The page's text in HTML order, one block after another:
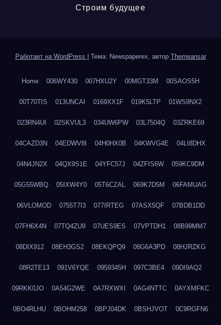
Строим будущее
Работает на WordPress Тема: Newspaperex, автор Themeansar
Home 006WY430 007HXU2Y 00MGT33M 00SAOS5H
00T70TIS 013UNCAI 0169XX1F 019K5LTP 01WS9NX2
023RN4UI 02SKVUL3 034UW6PW 03L7504Q 03ZRKE69
04CAZD3N 04EDWV8I 04H0HX0B 04KWVG4E 04LI8DHX
04N4JN2X 04QX9S1E 04YFC57J 04ZFIS6W 059KC9DM
05G55WBQ 05IXW4Y0 05T6CZAL 069K7D5M 06FAMUAG
06VLOMOD 0755T7I3 077IRTEG 07ASX5QF 07BDB1DD
07FH6X4N 07TQ4ZU9 07UES9ES 07VPTDH1 08B99MM7
08DIX912 08EH3GS2 08EKQPQ9 08G6A3PD 08HJRZKG
08R2TE13 091V6YQE 0959345H 097C3BE4 09DI9AQ2
09RKK0JO 0A54G2WE 0A7RXWXI 0AG4NTTC 0AYXMFKC
0BO4RLHU 0BOHM258 0BPJ04DK 0BSHJVOT 0C9RGFN6